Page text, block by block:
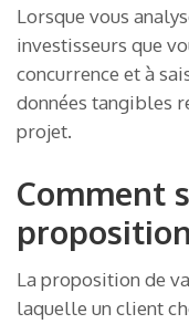
Lorsque vous
investisseurs que
concurrence et à
données tangibles
projet.
Comment
La proposition de
laquelle un client